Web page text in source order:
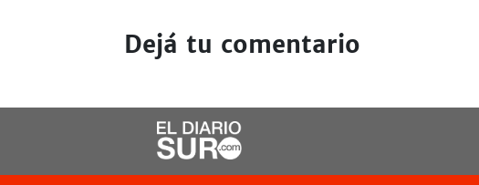
Dejá tu comentario